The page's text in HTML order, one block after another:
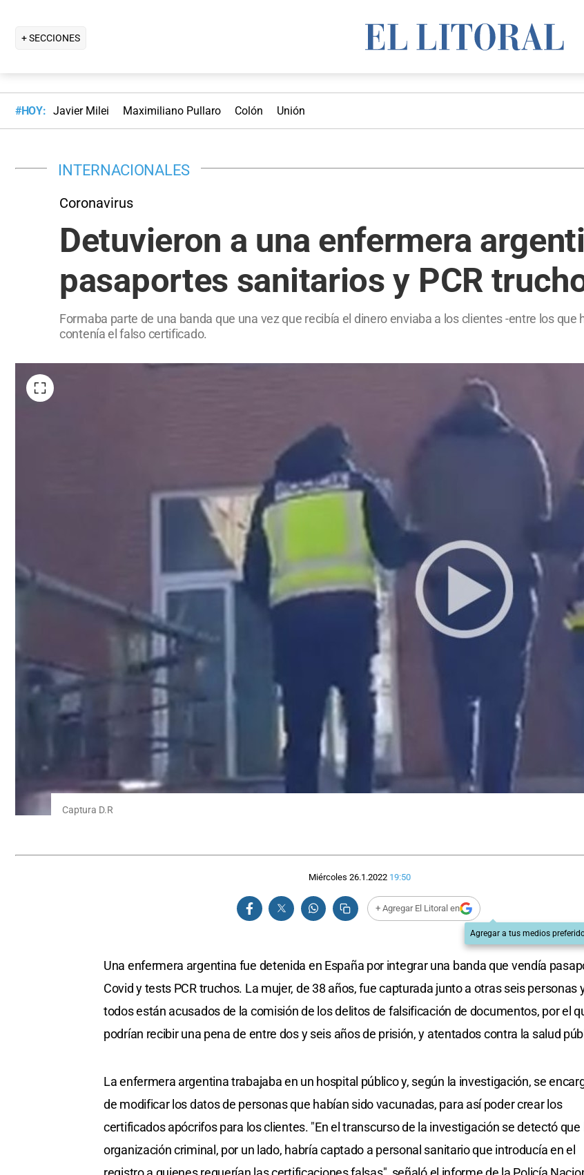
+ SECCIONES
#HOY: Javier Milei Maximiliano Pullaro Colón Unión
INTERNACIONALES
Coronavirus
Detuvieron a una enfermera
pasaportes sanitarios y PCR
Formaba parte de una banda que una vez que recibía el dinero enviaba a los clientes -entre los
contenía el falso certificado.
Captura D.R
Miércoles 26.1.2022 19:50
+ Agregar El Litoral en
Agregar a tus medios
Una enfermera argentina fue detenida en España por integrar una banda que vendía
Covid y tests PCR truchos. La mujer, de 38 años, fue capturada junto a otras seis personas
todos están acusados de la comisión de los delitos de falsificación de documentos, por el
podrían recibir una pena de entre dos y seis años de prisión, y atentados contra la salud
La enfermera argentina trabajaba en un hospital público y, según la investigación, se
de modificar los datos de personas que habían sido vacunadas, para así poder crear los
certificados apócrifos para los clientes. "En el transcurso de la investigación se detectó que
organización criminal, por un lado, habría captado a personal sanitario que introducía en el